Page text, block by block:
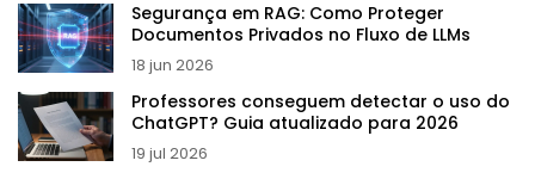
Segurança em RAG: Como Proteger
Documentos Privados no Fluxo de LLMs
18 jun 2026
Professores conseguem detectar o uso do
ChatGPT? Guia atualizado para 2026
19 jul 2026